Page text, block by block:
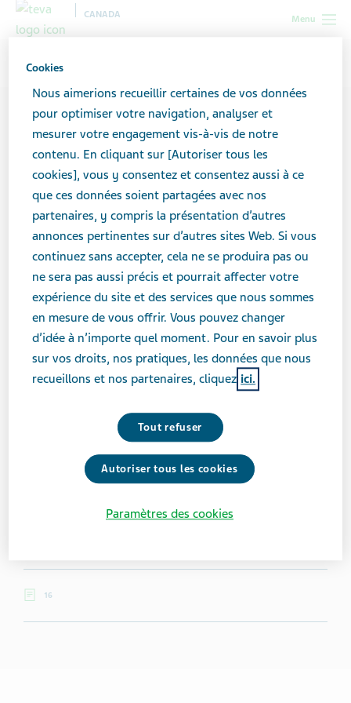
Menu
CANADA
Canada
Bryce Evans
Bryce Evans est un artiste primé qui parcourt le monde,
partage de précieuses perspectives sur la vie et
s’efforce d’avoir un effet positif sur des milliards de
Vécu avec la maladie :19 années
16
Cookies
Nous aimerions recueillir certaines de vos données
pour optimiser votre navigation, analyser et
mesurer votre engagement vis-à-vis de notre
contenu. En cliquant sur [Autoriser tous les
cookies], vous y consentez et consentez aussi à ce
que ces données soient partagées avec nos
partenaires, y compris la présentation d’autres
annonces pertinentes sur d’autres sites Web. Si vous
continuez sans accepter, cela ne se produira pas ou
ne sera pas aussi précis et pourrait affecter votre
expérience du site et des services que nous sommes
en mesure de vous offrir. Vous pouvez changer
d’idée à n’importe quel moment. Pour en savoir plus
sur vos droits, nos pratiques, les données que nous
recueillons et nos partenaires, cliquez ici.
Tout refuser
Autoriser tous les cookies
Paramètres des cookies